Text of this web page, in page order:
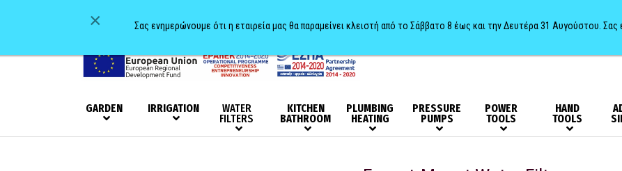
GARDEN IRRIGATION WATER
FILTERS
KITCHEN
BATHROOM
PLUMBING
HEATING
PRESSURE
PUMPS
POWER
TOOLS
HAND
TOOLS
× Σας ενημερώνουμε ότι η εταιρεία μας θα παραμείνει κλειστή από το Σάββατο 8 έως και την Δευτέρα 31 Αυγούστου.